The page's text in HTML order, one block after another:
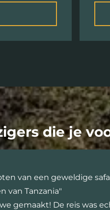
die je
van een geweldige
van Tanzania"
gemaakt! De reis was